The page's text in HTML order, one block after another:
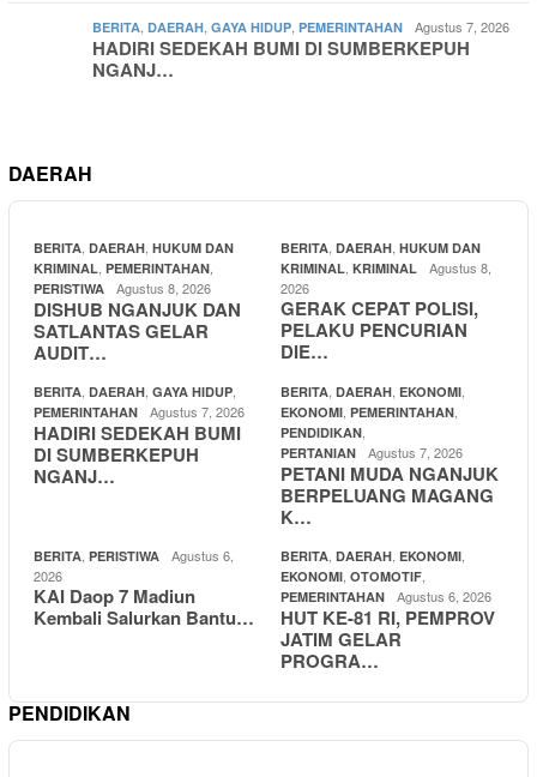
BERITA DAERAH GAYA HIDUP PEMERINTAHAN Agustus 7, 2026
HADIRI SEDEKAH BUMI DI SUMBERKEPUH
NGANJ…
DAERAH
BERITA DAERAH HUKUM DAN
KRIMINAL PEMERINTAHAN
PERISTIWA Agustus 8, 2026
DISHUB NGANJUK DAN
SATLANTAS GELAR
AUDIT…
BERITA DAERAH HUKUM DAN
KRIMINAL KRIMINAL
Agustus 8,
2026
GERAK CEPAT POLISI,
PELAKU PENCURIAN
DIE…
BERITA DAERAH GAYA HIDUP
PEMERINTAHAN Agustus 7, 2026
HADIRI SEDEKAH BUMI
DI SUMBERKEPUH
NGANJ…
BERITA DAERAH EKONOMI
EKONOMI PEMERINTAHAN
PENDIDIKAN
PERTANIAN Agustus 7, 2026
PETANI MUDA NGANJUK
BERPELUANG MAGANG
K…
BERITA PERISTIWA
Agustus 6,
2026
KAI Daop 7 Madiun
Kembali Salurkan Bantu…
BERITA DAERAH EKONOMI
EKONOMI OTOMOTIF
PEMERINTAHAN Agustus 6, 2026
HUT KE-81 RI, PEMPROV
JATIM GELAR
PROGRA…
PENDIDIKAN